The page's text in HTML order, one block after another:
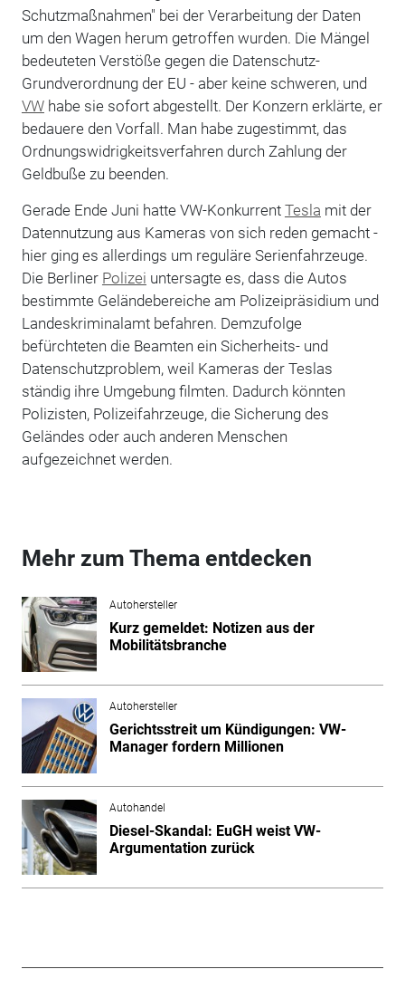
Schutzmaßnahmen" bei der Verarbeitung der Daten
um den Wagen herum getroffen wurden. Die Mängel
bedeuteten Verstöße gegen die Datenschutz-
Grundverordnung der EU - aber keine schweren, und
VWhabe sie sofort abgestellt. Der Konzern erklärte, er
bedauere den Vorfall. Man habe zugestimmt, das
Ordnungswidrigkeitsverfahren durch Zahlung der
Geldbuße zu beenden.
Gerade Ende Juni hatte VW-Konkurrent Tesla mit der
Datennutzung aus Kameras von sich reden gemacht -
hier ging es allerdings um reguläre Serienfahrzeuge.
Die Berliner Polizei untersagte es, dass die Autos
bestimmte Geländebereiche am Polizeipräsidium und
Landeskriminalamt befahren. Demzufolge
befürchteten die Beamten ein Sicherheits- und
Datenschutzproblem, weil Kameras der Teslas
ständig ihre Umgebung filmten. Dadurch könnten
Polizisten, Polizeifahrzeuge, die Sicherung des
Geländes oder auch anderen Menschen
aufgezeichnet werden.
Mehr zum Thema entdecken
Autohersteller
Kurz gemeldet: Notizen aus der
Mobilitätsbranche
Autohersteller
Gerichtsstreit um Kündigungen: VW-
Manager fordern Millionen
Autohandel
Diesel-Skandal: EuGH weist VW-
Argumentation zurück